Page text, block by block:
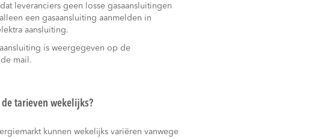
leveranciers geen losse gasaansluitingen
een gasaansluiting aanmelden in
aansluiting.
is weergegeven op de
mail.
tarieven wekelijks?
kunnen wekelijks variëren vanwege